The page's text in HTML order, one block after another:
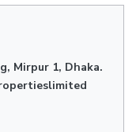
Mirpur 1, Dhaka.